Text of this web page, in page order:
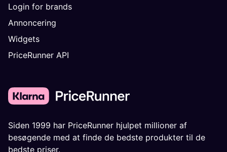
Login for brands
Annoncering
Widgets
PriceRunner API
Siden 1999 har PriceRunner hjulpet millioner af
besøgende med at finde de bedste produkter til de
bedste priser.